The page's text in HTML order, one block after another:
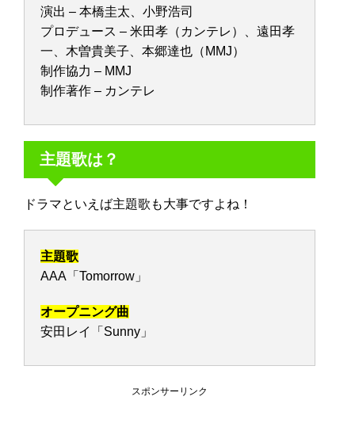
演出 – 本橋圭太、小野浩司
プロデュース – 米田孝（カンテレ）、遠田孝
一、木曽貴美子、本郷達也（MMJ）
制作協力 – MMJ
制作著作 – カンテレ
主題歌は？
ドラマといえば主題歌も大事ですよね！
主題歌
AAA「Tomorrow」
オープニング曲
安田レイ「Sunny」
スポンサーリンク